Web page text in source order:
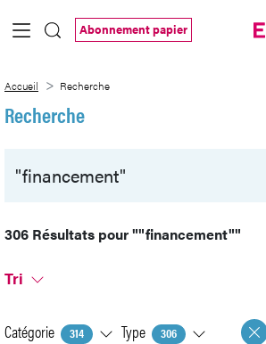
Saut au contenu principal
Abonnement papier
Accueil Recherche
Recherche
306 Résultats pour""financement""
Tri
Catégorie 314 Type 306